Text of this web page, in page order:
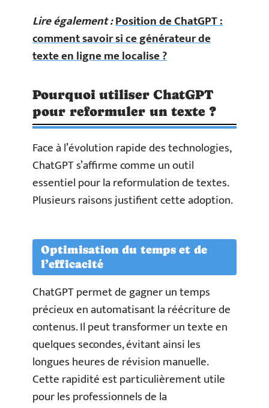
Lire également :Position de ChatGPT :
comment savoir si ce générateur de
texte en ligne me localise ?
Pourquoi utiliser ChatGPT
pour reformuler un texte ?
Face à l’évolution rapide des technologies,
ChatGPT s’affirme comme un outil
essentiel pour la reformulation de textes.
Plusieurs raisons justifient cette adoption.
Optimisation du temps et de
l’efficacité
ChatGPT permet de gagner un temps
précieux en automatisant la réécriture de
contenus. Il peut transformer un texte en
quelques secondes, évitant ainsi les
longues heures de révision manuelle.
Cette rapidité est particulièrement utile
pour les professionnels de la